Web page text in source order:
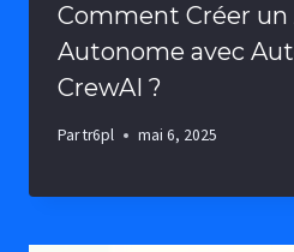
Comment Créer
Autonome avec
CrewAI ?
Partr6pl mai 6, 2025